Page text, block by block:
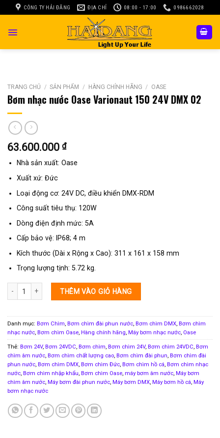
to
CÔNG TY HẢI ĐĂNG ĐỊA CHỈ 08:00 - 17:00 0986662028
TRANG CHỦ / SẢN PHẨM / HÀNG CHÍNH HÃNG / OASE
Bơm nhạc nước Oase Varionaut 150 24V DMX 02
63.600.000 ₫
Nhà sản xuất: Oase
Xuất xứ: Đức
Loại động cơ: 24V DC, điều khiển DMX-RDM
Công suất tiêu thụ: 120W
Dòng điện định mức: 5A
Cấp bảo vệ: IP68; 4 m
Kích thước (Dài x Rộng x Cao): 311 x 161 x 158 mm
Trọng lượng tịnh: 5.72 kg.
Bơm nhạc nước Oase Varionaut 150 24V DMX 02 số lượng
THÊM VÀO GIỎ HÀNG
Danh mục: Bơm Chìm, Bơm chìm đài phun nước, Bơm chìm DMX, Bơm chìm
nhạc nước, Bơm chìm Oase, Hàng chính hãng, Máy bơm nhạc nước, Oase
Thẻ: Bơm 24V, Bơm 24VDC, Bơm chìm, Bơm chìm 24V, Bơm chìm 24VDC, Bơm
chìm âm nước, Bơm chìm chất lượng cao, Bơm chìm đài phun, Bơm chìm đài
phun nước, Bơm chìm DMX, Bơm chìm Đức, Bơm chìm hồ cá, Bơm chìm nhạc
nước, Bơm chìm nhập khẩu, Bơm chìm Oase, máy bơm âm nước, Máy bơm
chìm âm nước, Máy bơm đài phun nước, Máy bơm DMX, Máy bơm hồ cá, Máy
bơm nhạc nước